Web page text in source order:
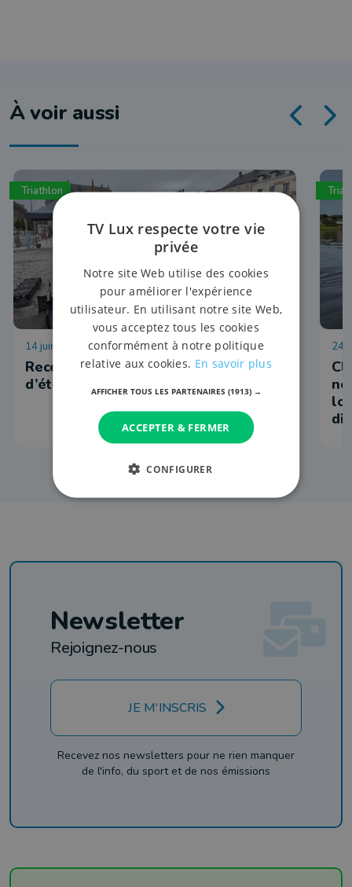
À voir aussi
Triathlon
14 juin 2026 à 09:15
Record de participation au biathlon
d’été à Arlon
24
Newsletter
Rejoignez-nous
JE M'INSCRIS
Recevez nos newsletters pour ne rien manquer
de l'info, du sport et de nos émissions
TV Lux respecte votre vie
privée
Notre site Web utilise des cookies
pour améliorer l'expérience
utilisateur. En utilisant notre site Web,
vous acceptez tous les cookies
conformément à notre politique
relative aux cookies. En savoir plus
AFFICHER TOUS LES PARTENAIRES (1913) →
ACCEPTER & FERMER
CONFIGURER